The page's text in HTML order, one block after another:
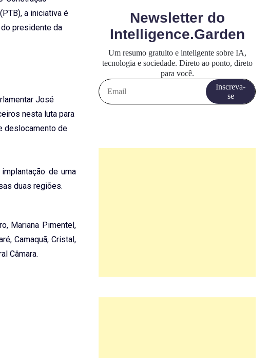
a iniciativa é
presidente da
José
nesta luta para
deslocamento de
de uma
duas regiões.
Mariana Pimentel,
Camaquã, Cristal,
Câmara.